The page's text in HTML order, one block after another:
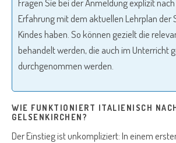
Fragen Sie bei der Anmeldung explizit
Erfahrung mit dem aktuellen Lehrplan der
Kindes haben. So können gezielt die
behandelt werden, die auch im Unterricht
durchgenommen werden.
WIE FUNKTIONIERT ITALIENISCH
GELSENKIRCHEN?
Der Einstieg ist unkompliziert: In einem